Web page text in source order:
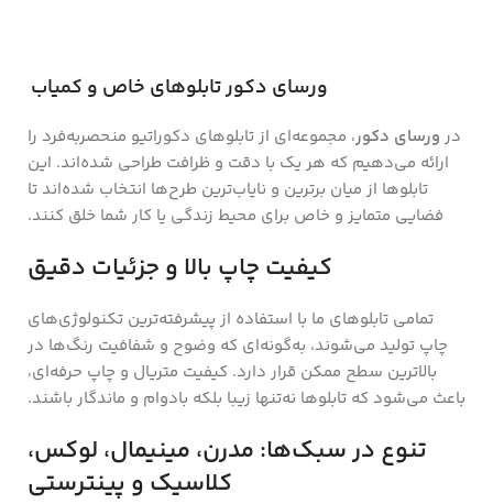
ورسای دکور تابلوهای خاص و کمیاب
در ورسای دکور، مجموعه‌ای از تابلوهای دکوراتیو منحصر‌به‌فرد را
ارائه می‌دهیم که هر یک با دقت و ظرافت طراحی شده‌اند. این
تابلوها از میان برترین و نایاب‌ترین طرح‌ها انتخاب شده‌اند تا
فضایی متمایز و خاص برای محیط زندگی یا کار شما خلق کنند.
کیفیت چاپ بالا و جزئیات دقیق
تمامی تابلوهای ما با استفاده از پیشرفته‌ترین تکنولوژی‌های
چاپ تولید می‌شوند، به‌گونه‌ای که وضوح و شفافیت رنگ‌ها در
بالاترین سطح ممکن قرار دارد. کیفیت متریال و چاپ حرفه‌ای،
باعث می‌شود که تابلوها نه‌تنها زیبا بلکه بادوام و ماندگار باشند.
تنوع در سبک‌ها: مدرن، مینیمال، لوکس،
کلاسیک و پینترستی